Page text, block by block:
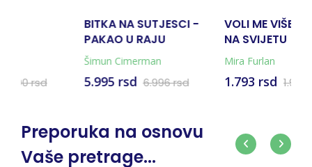
6.996 rsd
VOLI ME VIŠE OD SVEGA
NA SVIJETU
Mira Furlan
1.793 rsd 1.991 rsd
JA U VRTIĆU
Simeon Marinković
Marković
792 rsd 880
Preporuka na osnovu
Vaše pretrage...